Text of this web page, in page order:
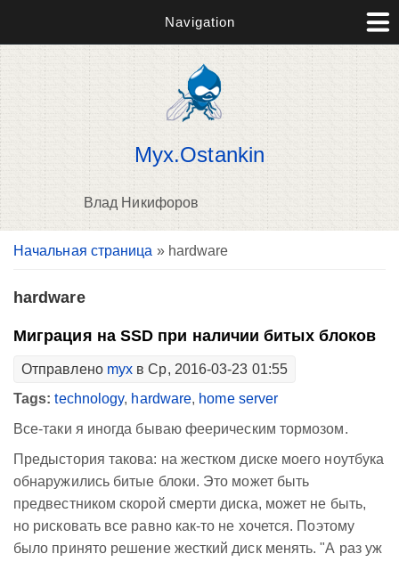
Navigation
Myx.Ostankin
Влад Никифоров
Вы здесь
Начальная страница » hardware
hardware
Миграция на SSD при наличии битых блоков
Отправлено myx в Ср, 2016-03-23 01:55
Tags:technology, hardware, home server
Все-таки я иногда бываю феерическим тормозом.
Предыстория такова: на жестком диске моего ноутбука
обнаружились битые блоки. Это может быть
предвестником скорой смерти диска, может не быть,
но рисковать все равно как-то не хочется. Поэтому
было принято решение жесткий диск менять. "А раз уж